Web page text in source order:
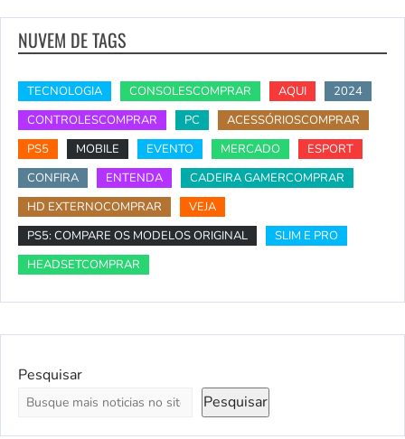
NUVEM DE TAGS
TECNOLOGIA CONSOLESCOMPRAR AQUI
2024
CONTROLESCOMPRAR
PC
ACESSÓRIOSCOMPRAR
PS5
MOBILE EVENTO MERCADO
ESPORT
CONFIRA
ENTENDA
CADEIRA GAMERCOMPRAR
HD EXTERNOCOMPRAR
VEJA
PS5: COMPARE OS MODELOS ORIGINAL
SLIM E PRO
HEADSETCOMPRAR
Pesquisar
Pesquisar